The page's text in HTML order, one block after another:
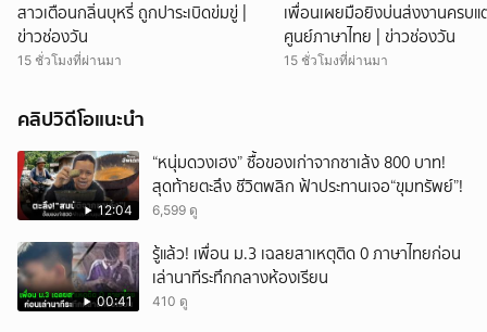
สาวเตือนกลิ่นบุหรี่ ถูกปาระเบิดข่มขู่ |
ข่าวช่องวัน
15 ชั่วโมงที่ผ่านมา
เพื่อนเผยมือยิงบ่นส่งงานครบ
ศูนย์ภาษาไทย | ข่าวช่องวัน
15 ชั่วโมงที่ผ่านมา
คลิปวิดีโอแนะนำ
12:04
“หนุ่มดวงเฮง” ซื้อของเก่าจากซาเล้ง 800 บาท!
สุดท้ายตะลึง ชีวิตพลิก ฟ้าประทานเจอ“ขุมทรัพย์”!
6,599 ดู
00:41
รู้แล้ว! เพื่อน ม.3 เฉลยสาเหตุติด 0 ภาษาไทยก่อน
เล่านาทีระทึกกลางห้องเรียน
410 ดู